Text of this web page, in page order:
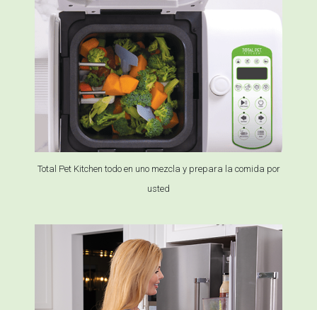
Total Pet Kitchen todo en uno mezcla y prepara la comida por
usted